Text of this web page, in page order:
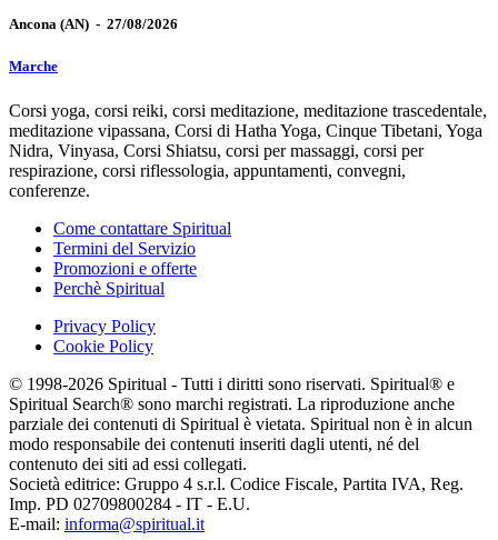
Ancona (AN) - 27/08/2026
Marche
Corsi yoga, corsi reiki, corsi meditazione, meditazione trascedentale,
meditazione vipassana, Corsi di Hatha Yoga, Cinque Tibetani, Yoga
Nidra, Vinyasa, Corsi Shiatsu, corsi per massaggi, corsi per
respirazione, corsi riflessologia, appuntamenti, convegni,
conferenze.
Come contattare Spiritual
Termini del Servizio
Promozioni e offerte
Perchè Spiritual
Privacy Policy
Cookie Policy
© 1998-2026 Spiritual - Tutti i diritti sono riservati. Spiritual® e
Spiritual Search® sono marchi registrati. La riproduzione anche
parziale dei contenuti di Spiritual è vietata. Spiritual non è in alcun
modo responsabile dei contenuti inseriti dagli utenti, né del
contenuto dei siti ad essi collegati.
Società editrice: Gruppo 4 s.r.l. Codice Fiscale, Partita IVA, Reg.
Imp. PD 02709800284 - IT - E.U.
E-mail: informa@spiritual.it